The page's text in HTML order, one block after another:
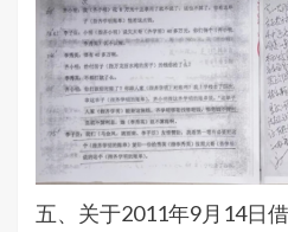
五、关于2011年9月14日